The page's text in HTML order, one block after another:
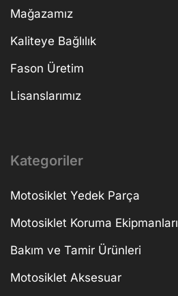
Mağazamız
Kaliteye Bağlılık
Fason Üretim
Lisanslarımız
Kategoriler
Motosiklet Yedek Parça
Motosiklet Koruma Ekipmanları
Bakım ve Tamir Ürünleri
Motosiklet Aksesuar